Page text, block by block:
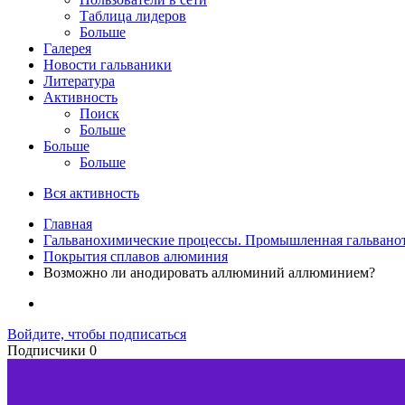
Таблица лидеров
Больше
Галерея
Новости гальваники
Литература
Активность
Поиск
Больше
Больше
Больше
Вся активность
Главная
Гальванохимические процессы. Промышленная
Покрытия сплавов алюминия
Возможно ли анодировать аллюминий аллюминием?
Войдите, чтобы подписаться
Подписчики 0